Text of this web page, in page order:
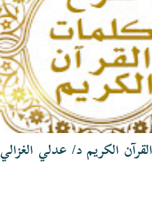
الكريم د/ عدلي الغزالي